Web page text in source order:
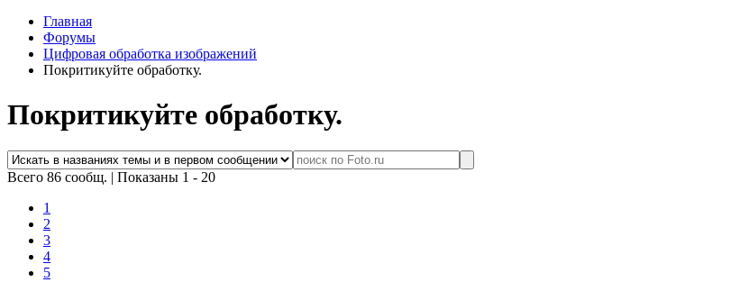
Главная
Форумы
Цифровая обработка изображений
Покритикуйте обработку.
Покритикуйте обработку.
Всего 86 сообщ. | Показаны 1 - 20
1
2
3
4
5